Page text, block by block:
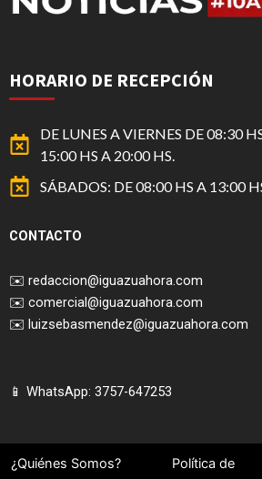
HORARIO DE RECEPCIÓN
DE LUNES A VIERNES DE 08:30
15:00 HS A 20:00 HS.
SÁBADOS: DE 08:00 HS A 13:00
CONTACTO
✉️ redaccion@iguazuahora.com
✉️ comercial@iguazuahora.com
✉️ luizsebasmendez@iguazuahora.com
📱 WhatsApp: 3757-647253
¿Quiénes Somos?
Política de